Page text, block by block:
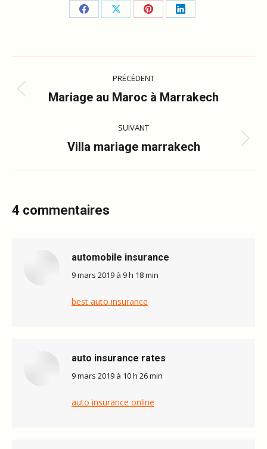
Partager
Facebook
Partager
X
Partager
Pinterest
Partager
LinkedIn
article
PRÉCÉDENT
Article
Mariage au Maroc à Marrakech
SUIVANT
Article
Villa mariage marrakech
4 commentaires
automobile insurance
dit
9 mars 2019 à 9 h 18 min
best auto insurance
auto insurance rates
dit
9 mars 2019 à 10 h 26 min
auto insurance online